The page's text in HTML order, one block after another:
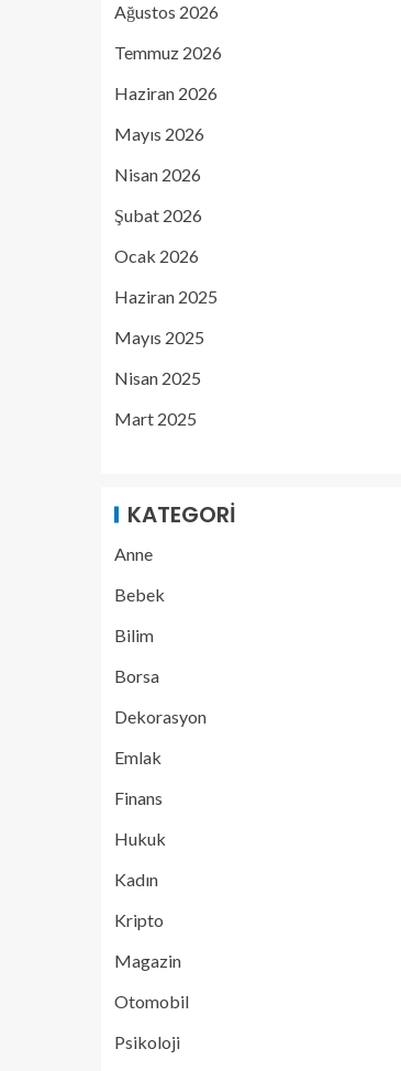
Ağustos 2026
Temmuz 2026
Haziran 2026
Mayıs 2026
Nisan 2026
Şubat 2026
Ocak 2026
Haziran 2025
Mayıs 2025
Nisan 2025
Mart 2025
KATEGORI
Anne
Bebek
Bilim
Borsa
Dekorasyon
Emlak
Finans
Hukuk
Kadın
Kripto
Magazin
Otomobil
Psikoloji